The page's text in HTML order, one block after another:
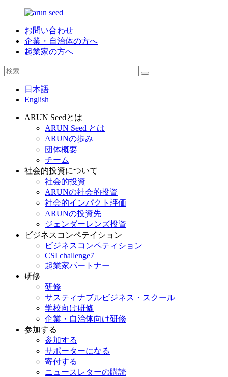
お問い合わせ
企業・自治体の方へ
起業家の方へ
日本語
English
ARUN Seedとは
ARUN Seed とは
ARUNの歩み
団体概要
チーム
社会的投資について
社会的投資
ARUNの社会的投資
社会的インパクト評価
ARUNの投資先
ジェンダーレンズ投資
ビジネスコンペテイション
ビジネスコンペティション
CSI challenge7
起業家パートナー
研修
研修
サスティナブルビジネス・スクール
学校向け研修
企業・自治体向け研修
参加する
参加する
サポーターになる
寄付する
ニュースレターの購読